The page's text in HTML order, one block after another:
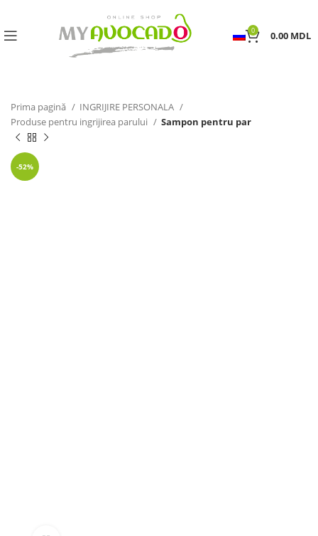
0 0.00 MDL
Prima pagină
INGRIJIRE PERSONALA
Produse pentru ingrijirea parului
Sampon pentru par
-52%